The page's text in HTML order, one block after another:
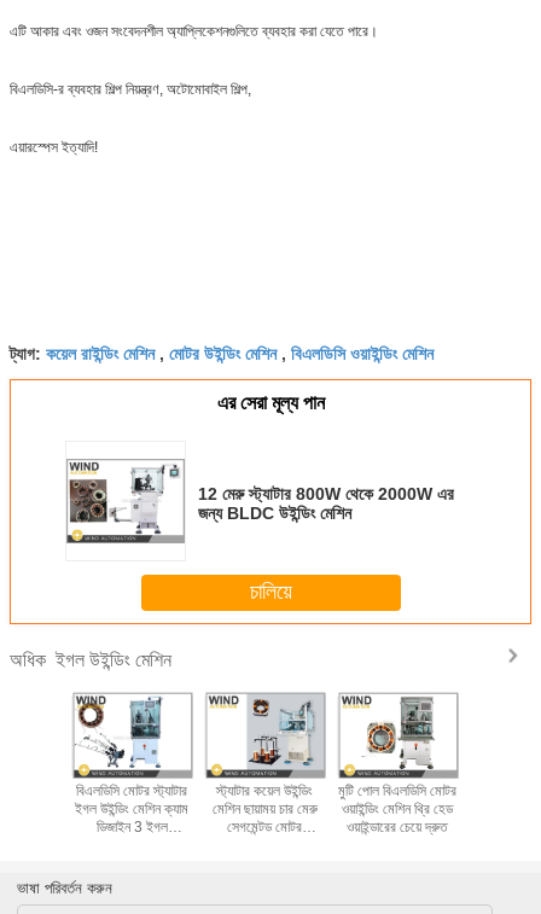
এটি আকার এবং ওজন সংবেদনশীল অ্যাপ্লিকেশনগুলিতে ব্যবহার করা যেতে পারে।
বিএলডিসি-র ব্যবহার শিল্প নিয়ন্ত্রণ, অটোমোবাইল শিল্প,
এয়ারস্পেস ইত্যাদি!
ট্যাগ: কয়েল রাইন্ডিং মেশিন, মোটর উইন্ডিং মেশিন, বিএলডিসি ওয়াইন্ডিং মেশিন
এর সেরা মূল্য পান
12 মেরু স্ট্যাটার 800W থেকে 2000W এর
জন্য BLDC উইন্ডিং মেশিন
চালিয়ে
অধিকইগল উইন্ডিং মেশিন
বিএলডিসি মোটর স্ট্যাটার
ইগল উইন্ডিং মেশিন ক্যাম
ডিজাইন 3 ইগল
স্ট্যাটার কয়েল উইন্ডিং
মেশিন ছায়াময় চার মেরু
সেগমেন্টড মোটর
মুটি পোল বিএলডিসি মোটর
ওয়াইন্ডিং মেশিন থ্রি হেড
ওয়াইন্ডারের চেয়ে দ্রুত
ভাষা পরিবর্তন করুন